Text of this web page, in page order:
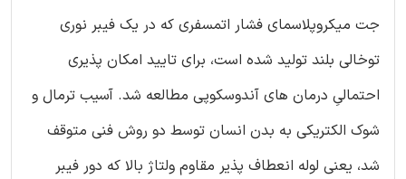
جت میکروپلاسمای فشار اتمسفری که در یک فیبر نوری
توخالی بلند تولید شده است، برای تایید امکان پذیری
احتمالیِ درمان های آندوسکوپی مطالعه شد. آسیب ترمال و
شوک الکتریکی به بدن انسان توسط دو روش فنی متوقف
شد، یعنی لوله انعطاف پذیر مقاوم ولتاژ بالا که دور فیبر